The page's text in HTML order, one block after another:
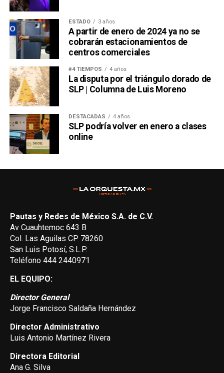
ESTADO 3 años
A partir de enero de 2024 ya no se
cobrarán estacionamientos de
centros comerciales
#4 TIEMPOS 4 años
La disputa por el triángulo dorado de
SLP | Columna de Luis Moreno
DESTACADAS 4 años
SLP podría volver en enero a clases
online
Pautas y Redes de México S.A. de C.V.
Av Cuauhtemoc 643 B
Col. Las Aguilas CP 78260
San Luis Potosí, S.L.P.
Teléfono 444 2440971
EL EQUIPO:
Director General
Jorge Francisco Saldaña Hernández
Director Administrativo
Luis Antonio Martínez Rivera
Directora Editorial
Ana G. Silva